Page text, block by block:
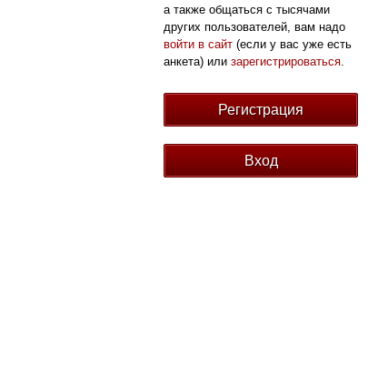
а также общаться с тысячами
других пользователей, вам надо
войти в сайт (если у вас уже есть
анкета) или зарегистрироваться.